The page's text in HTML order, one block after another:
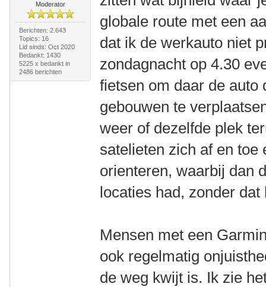
Moderator
Berichten: 2.643
Topics: 16
Lid sinds: Oct 2020
Bedankt: 1430
5225 x bedankt in
2486 berichten
globale route met een
dat ik de werkauto niet
zondagnacht op 4.30
fietsen om daar de auto
gebouwen te
weer of dezelfde plek
satelieten zich af en toe
orienteren, waarbij dan
locaties had, zonder
Mensen met een
ook regelmatig
de weg kwijt is. Ik zie